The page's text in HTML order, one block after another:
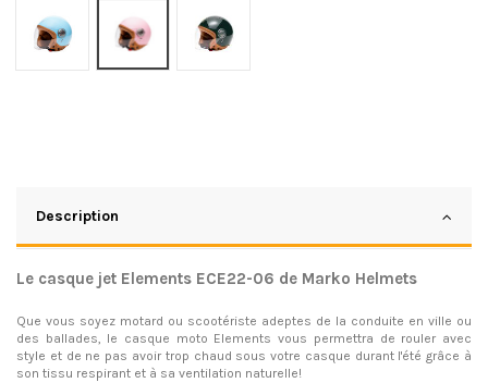
Description
Le casque jet Elements ECE22-06 de Marko Helmets
Que vous soyez motard ou scootériste adeptes de la conduite en ville ou
des ballades, le casque moto Elements vous permettra de rouler avec
style et de ne pas avoir trop chaud sous votre casque durant l'été grâce à
son tissu respirant et à sa ventilation naturelle!